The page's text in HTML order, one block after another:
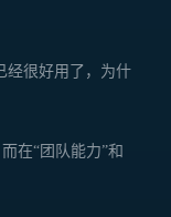
经很好用了，为什
在“团队能力”和